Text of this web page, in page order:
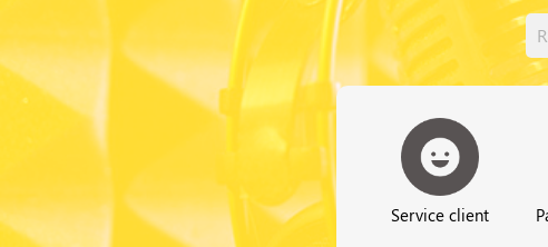
Service client